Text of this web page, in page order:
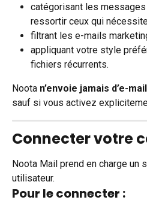
catégorisant les
ressortir ceux qui
filtrant les e-mails
appliquant votre style
fichiers récurrents.
Noota n’envoie jamais d’e-
sauf si vous activez
Connecter votre
Noota Mail prend en charge un
utilisateur.
Pour le connecter :